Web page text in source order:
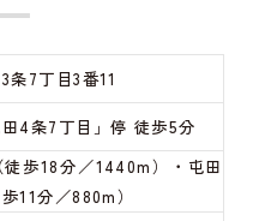
条7丁目3番11
4条7丁目」停 徒歩5分
歩18分／1440m）・屯田
11分／880m）